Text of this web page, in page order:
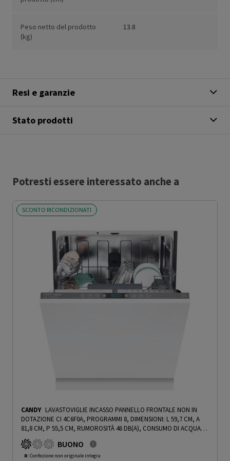
Peso netto del prodotto
(kg)
13.8
Resi e garanzie
Stato prodotti
Potresti essere interessato anche a
SCONTO RICONDIZIONATI
CANDY LAVASTOVIGLIE INCASSO PANNELLO FRONTALE NON IN
DOTAZIONE CI 4C6F0A, PROGRAMMI 8, DIMENSIONI: L 59,7 CM, A
81,8 CM, P 55,5 CM, RUMOROSITÀ 46 DB(A), CONSUMO DI ACQUA
10,9 L, BIANCO, CLASSE C - PRMG GRADING ROCN - 14.99%
GRADING ROCN - 14.99%
BUONO
R: Confezione non originale integra